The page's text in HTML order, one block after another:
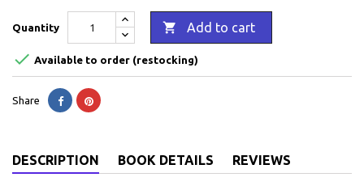
Quantity  Add to cart
 Available to order (restocking)
Share
DESCRIPTION BOOK DETAILS REVIEWS